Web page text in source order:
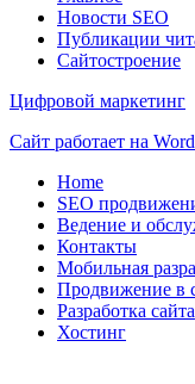
Новости SEO
Публикации
Сайтостроение
Цифровой маркетинг
Сайт работает на
Home
SEO
Ведение и
Контакты
Мобильная
Продвижение в
Разработка сайта
Хостинг